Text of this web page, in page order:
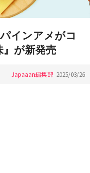
インアメがコ
が新発売
Japaaan編集部 2025/03/26